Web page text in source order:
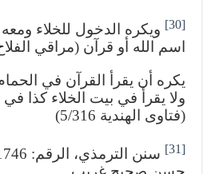
[30]
ويكره الدخول للخلاء
اسم الله أو قرآن (مراقي الفلاح
يكره أن يقرأ القرآن في
ولا يقرأ في بيت الخلاء كذا
(فتاوى الهندية 5/316)
[31]